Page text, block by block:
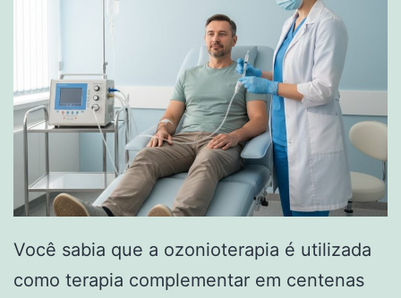
Você sabia que a ozonioterapia é utilizada
como terapia complementar em centenas